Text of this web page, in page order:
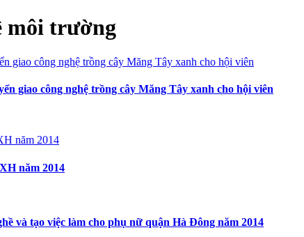
môi trường
giao công nghệ trồng cây Măng Tây xanh cho hội viên
năm 2014
và tạo việc làm cho phụ nữ quận Hà Đông năm 2014